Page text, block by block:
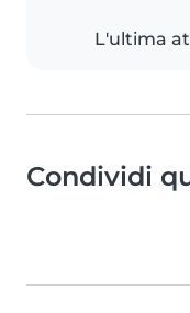
L'ultima
Condividi